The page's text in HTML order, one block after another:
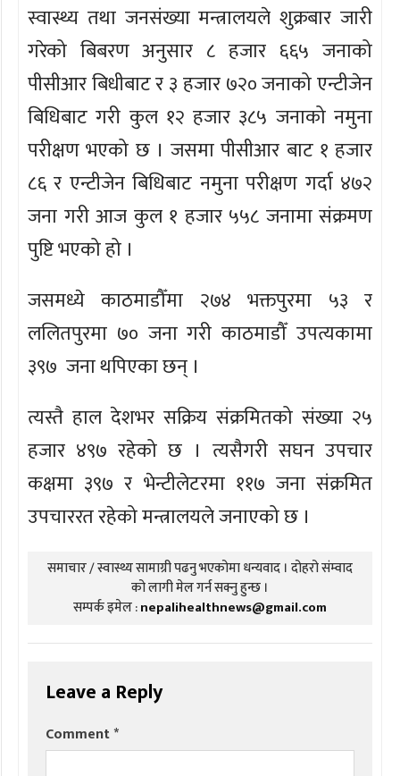
स्वास्थ्य तथा जनसंख्या मन्त्रालयले शुक्रबार जारी
गरेको बिबरण अनुसार ८ हजार ६६५ जनाको
पीसीआर बिधीबाट र ३ हजार ७२० जनाको एन्टीजेन
बिधिबाट गरी कुल १२ हजार ३८५ जनाको नमुना
परीक्षण भएको छ । जसमा पीसीआर बाट १ हजार
८६ र एन्टीजेन बिधिबाट नमुना परीक्षण गर्दा ४७२
जना गरी आज कुल १ हजार ५५८ जनामा संक्रमण
पुष्टि भएको हो ।
जसमध्ये काठमाडौँमा २७४ भक्तपुरमा ५३ र
ललितपुरमा ७० जना गरी काठमाडौँ उपत्यकामा
३९७ जना थपिएका छन् ।
त्यस्तै हाल देशभर सक्रिय संक्रमितको संख्या २५
हजार ४९७ रहेको छ । त्यसैगरी सघन उपचार
कक्षमा ३९७ र भेन्टीलेटरमा ११७ जना संक्रमित
उपचाररत रहेको मन्त्रालयले जनाएको छ ।
समाचार / स्वास्थ्य सामाग्री पढनु भएकोमा धन्यवाद । दोहरो संम्वाद
को लागी मेल गर्न सक्नु हुन्छ ।
सम्पर्क इमेल :nepalihealthnews@gmail.com
Leave a Reply
Comment*